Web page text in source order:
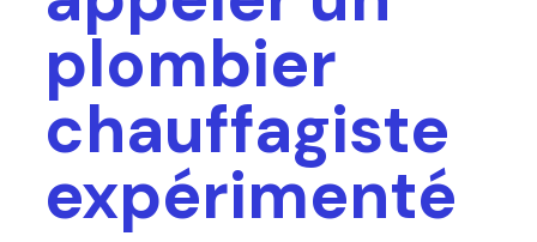
plombier
chauffagiste
expérimenté